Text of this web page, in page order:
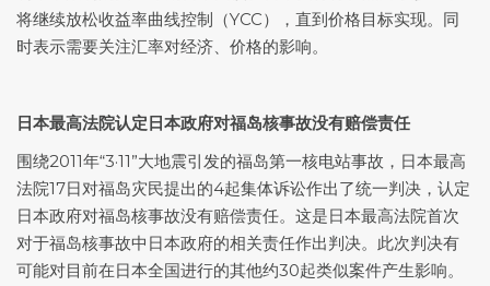
将继续放松收益率曲线控制（YCC），直到价格目标实现。同
时表示需要关注汇率对经济、价格的影响。
日本最高法院认定日本政府对福岛核事故没有赔偿责任
围绕2011年“3·11”大地震引发的福岛第一核电站事故，日本最高
法院17日对福岛灾民提出的4起集体诉讼作出了统一判决，认定
日本政府对福岛核事故没有赔偿责任。这是日本最高法院首次
对于福岛核事故中日本政府的相关责任作出判决。此次判决有
可能对目前在日本全国进行的其他约30起类似案件产生影响。